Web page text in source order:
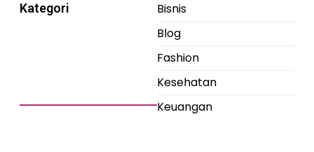
Kategori
Bisnis
Blog
Fashion
Kesehatan
Keuangan